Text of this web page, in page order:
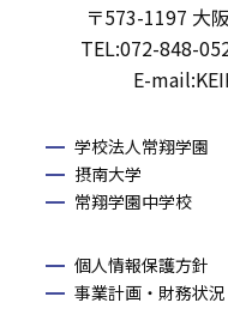
〒573-1197 大
TEL:072-848-
E-
学校法人常翔学園
摂南大学
常翔学園中学校
個人情報保護方針
事業計画・財務状況